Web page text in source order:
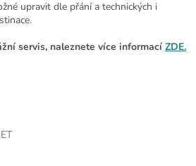
upravit dle přání a technických i
servis, naleznete více informací ZDE.